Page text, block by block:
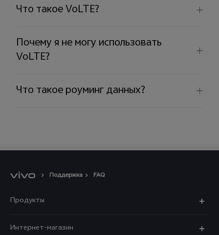
Что такое VoLTE?
Почему я не могу использовать
VoLTE?
Что такое роуминг данных?
Поддержка FAQ
Продукты
Интернет-магазин